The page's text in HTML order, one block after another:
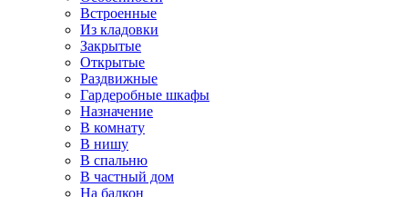
Встроенные
Из кладовки
Закрытые
Открытые
Раздвижные
Гардеробные шкафы
Назначение
В комнату
В нишу
В спальню
В частный дом
На балкон